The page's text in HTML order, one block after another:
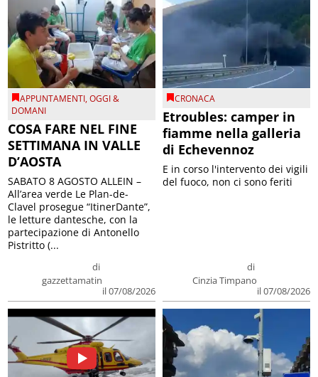
APPUNTAMENTI,OGGI &
DOMANI
COSA FARE NEL FINE
SETTIMANA IN VALLE
D’AOSTA
di
gazzettamatin
il 07/08/2026
SABATO 8 AGOSTO ALLEIN –
All’area verde Le Plan-de-
Clavel prosegue “ItinerDante”,
le letture dantesche, con la
partecipazione di Antonello
Pistritto (...
CRONACA
Etroubles: camper in
fiamme nella galleria
di Echevennoz
di
Cinzia Timpano
il 07/08/2026
E in corso l'intervento dei vigili
del fuoco, non ci sono feriti